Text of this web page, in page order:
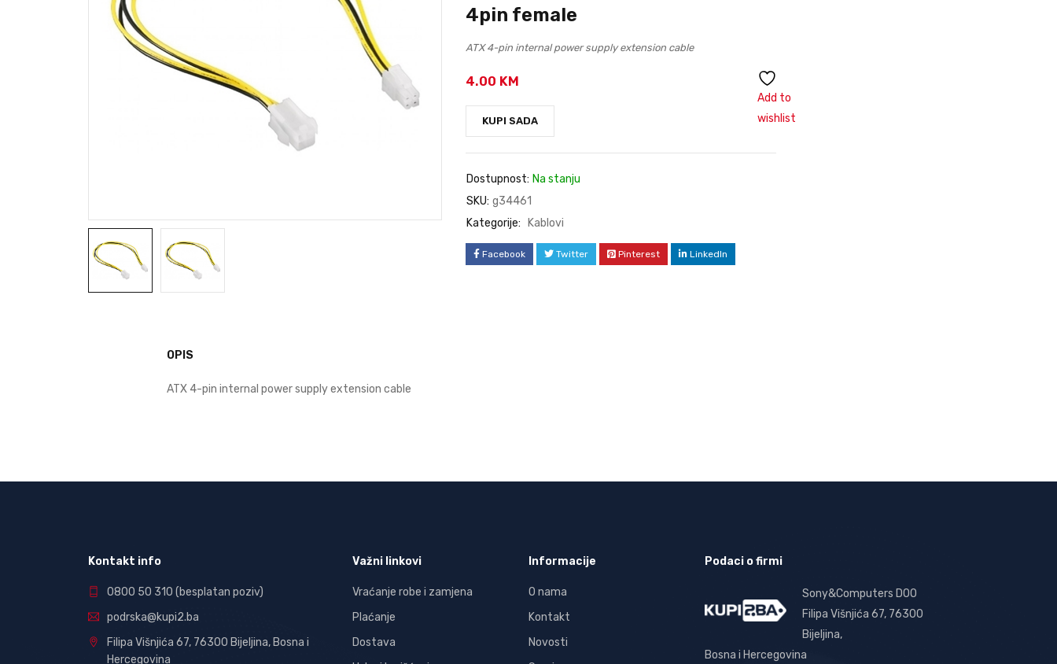
4pin female
ATX 4-pin internal power supply extension cable
4.00 KM
KUPI SADA
Add to
wishlist
Dostupnost: Na stanju
SKU: g34461
Kategorije:
Kablovi
Facebook Twitter Pinterest LinkedIn
OPIS
ATX 4-pin internal power supply extension cable
Kontakt info
0800 50 310 (besplatan poziv)
podrska@kupi2.ba
Filipa Višnjića 67, 76300 Bijeljina, Bosna i
Hercegovina
Važni linkovi
Vraćanje robe i zamjena
Plaćanje
Dostava
Informacije
O nama
Kontakt
Novosti
Podaci o firmi
Sony&Computers DOO
Filipa Višnjića 67, 76300
Bijeljina,
Bosna i Hercegovina